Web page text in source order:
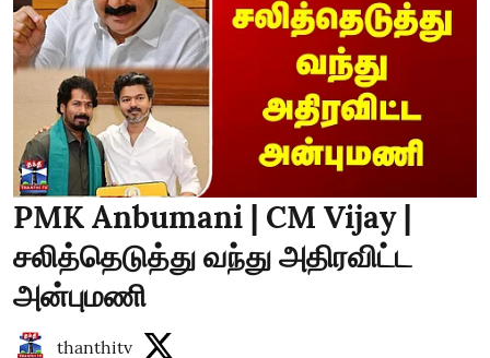
PMK Anbumani | CM Vijay |
சலித்தெடுத்து வந்து அதிரவிட்ட
அன்புமணி
thanthitv